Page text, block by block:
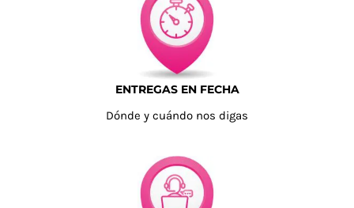
ENTREGAS EN FECHA
Dónde y cuándo nos digas